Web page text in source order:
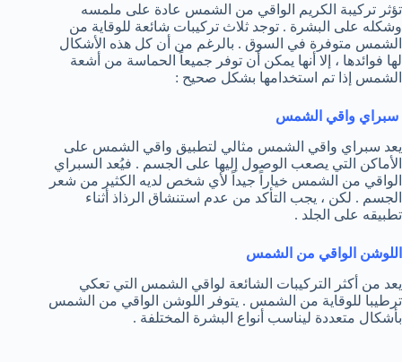
تؤثر تركيبة الكريم الواقي من الشمس عادة على ملمسه
وشكله على البشرة . توجد ثلاث تركيبات شائعة للوقاية من
الشمس متوفرة في السوق . بالرغم من أن كل هذه الأشكال
لها فوائدها ، إلا أنها يمكن أن توفر جميعاً الحماسة من أشعة
الشمس إذا تم استخدامها بشكل صحيح :
سبراي واقي الشمس
يعد سبراي واقي الشمس مثالي لتطبيق واقي الشمس على
الأماكن التي يصعب الوصول إليها على الجسم . فيُعد السبراي
الواقي من الشمس خياراً جيداً لأي شخص لديه الكثير من شعر
الجسم . لكن ، يجب التأكد من عدم استنشاق الرذاذ أثناء
تطبيقه على الجلد .
اللوشن الواقي من الشمس
يعد من أكثر التركيبات الشائعة لواقي الشمس التي تعكي
ترطيبا للوقاية من الشمس . يتوفر اللوشن الواقي من الشمس
بأشكال متعددة ليناسب أنواع البشرة المختلفة .